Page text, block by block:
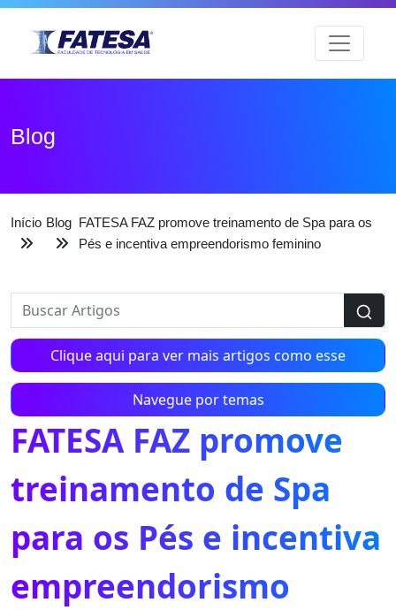
Blog
Início Blog FATESA FAZ promove treinamento de Spa para os
Pés e incentiva empreendorismo feminino
Clique aqui para ver mais artigos como esse
Navegue por temas
FATESA FAZ promove
treinamento de Spa
para os Pés e incentiva
empreendorismo